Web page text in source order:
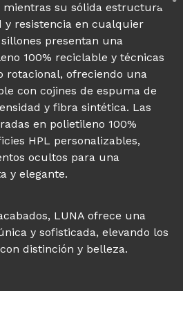
mientras su sólida estructura
y resistencia en cualquier
presentan una
100% reciclable y técnicas
rotacional, ofreciendo una
con cojines de espuma de
y fibra sintética. Las
en polietileno 100%
HPL personalizables,
ocultos para una
y elegante.
LUNA ofrece una
y sofisticada, elevando los
distinción y belleza.